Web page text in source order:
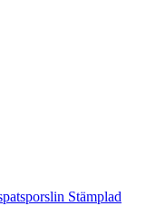
Stämplad